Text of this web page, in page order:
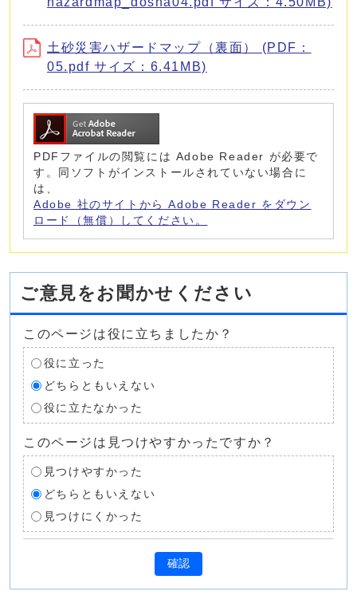
土砂災害ハザードマップ（裏面） (PDF：
05.pdf サイズ：6.41MB)
PDFファイルの閲覧には Adobe Reader が必要で
す。同ソフトがインストールされていない場合に
は、
Adobe 社のサイトから Adobe Reader をダウン
ロード（無償）してください。
ご意見をお聞かせください
このページは役に立ちましたか？
役に立った
どちらともいえない
役に立たなかった
このページは見つけやすかったですか？
見つけやすかった
どちらともいえない
見つけにくかった
確認